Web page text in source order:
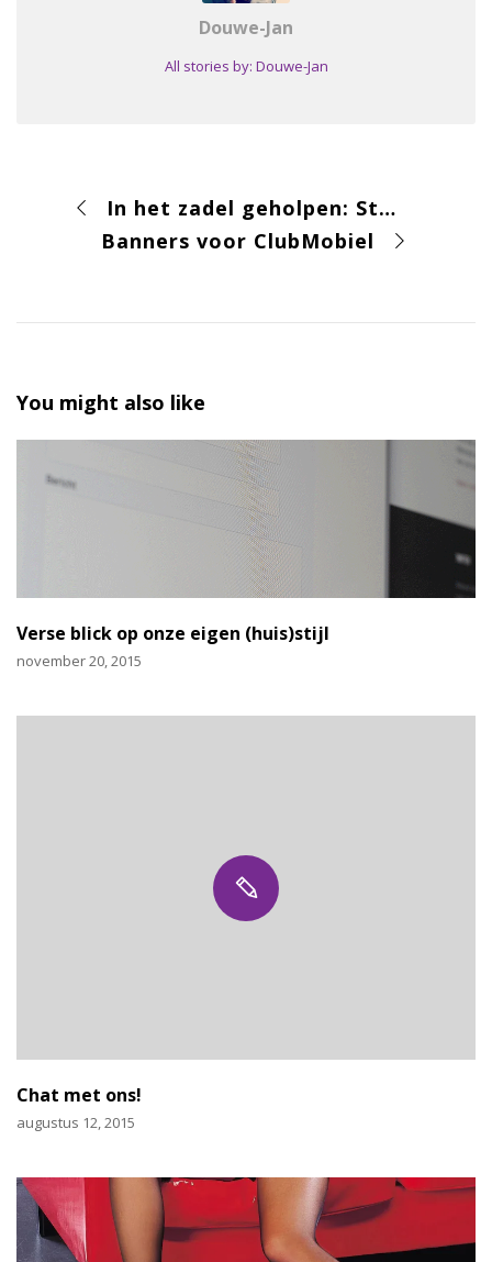
Douwe-Jan
All stories by: Douwe-Jan
In het zadel geholpen: Studio LL60
Banners voor ClubMobiel
You might also like
Verse blick op onze eigen (huis)stijl
november 20, 2015
Chat met ons!
augustus 12, 2015